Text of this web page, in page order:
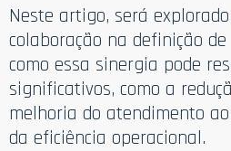
Neste artigo, será
colaboração na definição
como essa sinergia pode
significativos, como a
melhoria do atendimento
da eficiência operacional.